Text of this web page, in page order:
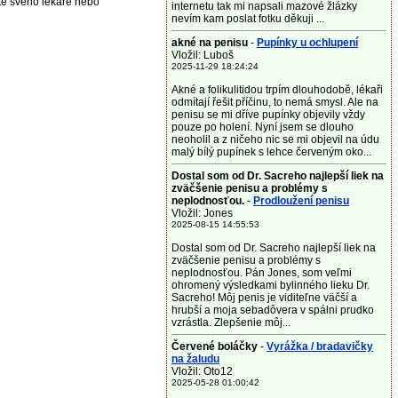
internetu tak mi napsali mazové žlázky
nevím kam poslat fotku děkuji ...
akné na penisu - Pupínky u ochlupení
Vložil: Luboš
2025-11-29 18:24:24
Akné a folikulitidou trpím dlouhodobě, lékaři
odmítají řešit příčinu, to nemá smysl. Ale na
penisu se mi dříve pupínky objevily vždy
pouze po holení. Nyní jsem se dlouho
neoholil a z ničeho nic se mi objevil na údu
malý bílý pupínek s lehce červeným oko...
Dostal som od Dr. Sacreho najlepší liek na
zväčšenie penisu a problémy s
neplodnosťou. - Prodloužení penisu
Vložil: Jones
2025-08-15 14:55:53
Dostal som od Dr. Sacreho najlepší liek na
zväčšenie penisu a problémy s
neplodnosťou. Pán Jones, som veľmi
ohromený výsledkami bylinného lieku Dr.
Sacreho! Môj penis je viditeľne väčší a
hrubší a moja sebadôvera v spálni prudko
vzrástla. Zlepšenie môj...
Červené boláčky - Vyrážka / bradavičky
na žaludu
Vložil: Oto12
2025-05-28 01:00:42